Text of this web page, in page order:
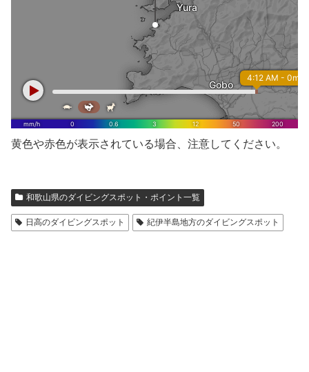
黄色や赤色が表示されている場合、注意してください。
和歌山県のダイビングスポット・ポイント一覧
日高のダイビングスポット 紀伊半島地方のダイビングスポット